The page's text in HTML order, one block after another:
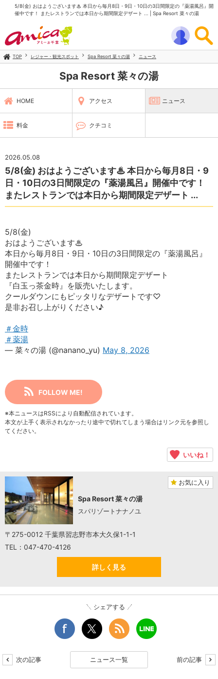
5/8(金) おはようございます♨ 本日から毎月8日・9日・10日の3日間限定の『薬湯風呂』開
催中です！ またレストランでは本日から期間限定デザート ... | Spa Resort 菜々の湯
TOP レジャー・観光スポット Spa Resort 菜々の湯 ニュース
Spa Resort 菜々の湯
HOME アクセス ニュース
料金 クチコミ
2026.05.08
5/8(金) おはようございます♨ 本日から毎月8日・9
日・10日の3日間限定の『薬湯風呂』開催中です！
またレストランでは本日から期間限定デザート ...
5/8(金)
おはようございます♨
本日から毎月8日・9日・10日の3日間限定の『薬湯風呂』
開催中です！
またレストランでは本日から期間限定デザート
『白玉っ茶金時』を販売いたします。
クールダウンにもピッタリなデザートです♡
是非お召し上がりください♪
＃金時
＃薬湯
— 菜々の湯 (@nanano_yu) May 8, 2026
FOLLOW ME!
※本ニュースはRSSにより自動配信されています。
本文が上手く表示されなかったり途中で切れてしまう場合はリンク元を参照し
てください。
いいね！
お気に入り
Spa Resort 菜々の湯
スパリゾートナナノユ
〒275-0012 千葉県習志野市本大久保1-1-1
TEL：047-470-4126
詳しく見る
シェアする
次の記事 ニュース一覧 前の記事